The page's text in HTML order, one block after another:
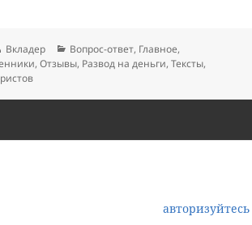
Автор
Вкладер Рубрики
Вопрос-ответ, Главное,
,Отзывы, Развод на деньги,Тексты,
авторизуйтесь